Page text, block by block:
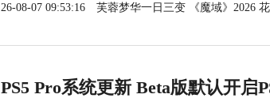
26-08-07 09:53:16 芙蓉梦华一日三变 《魔域》2026
PS5 Pro系统更新 Beta版默认开启